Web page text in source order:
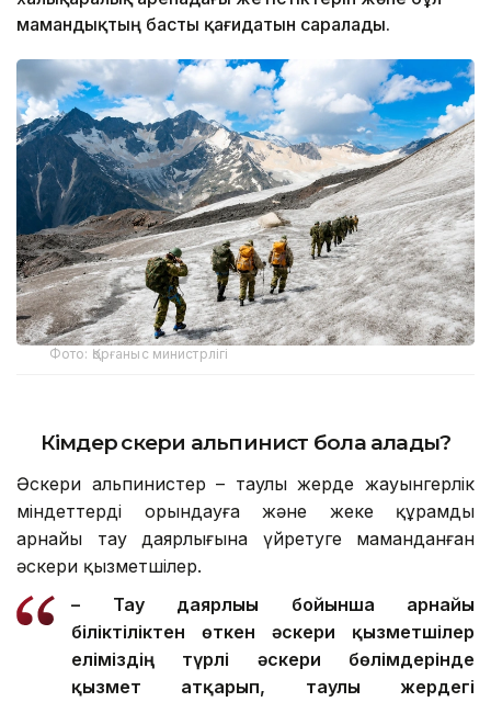
мамандықтың басты қағидатын саралады.
Фото: Қорғаныс министрлігі
Кімдер әскери альпинист бола алады?
Әскери альпинистер – таулы жерде жауынгерлік
міндеттерді орындауға және жеке құрамды
арнайы тау даярлығына үйретуге маманданған
әскери қызметшілер.
– Тау даярлығы бойынша арнайы
біліктіліктен өткен әскери қызметшілер
еліміздің түрлі әскери бөлімдерінде
қызмет атқарып, таулы жердегі